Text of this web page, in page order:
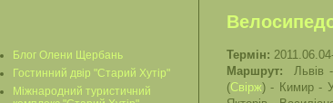
Термін:
Маршрут: Львів -
(Свірж) - Кимир -
Блог Олени Щербань
Гостинний двір "Старий Хутір"
Міжнародний туристичний